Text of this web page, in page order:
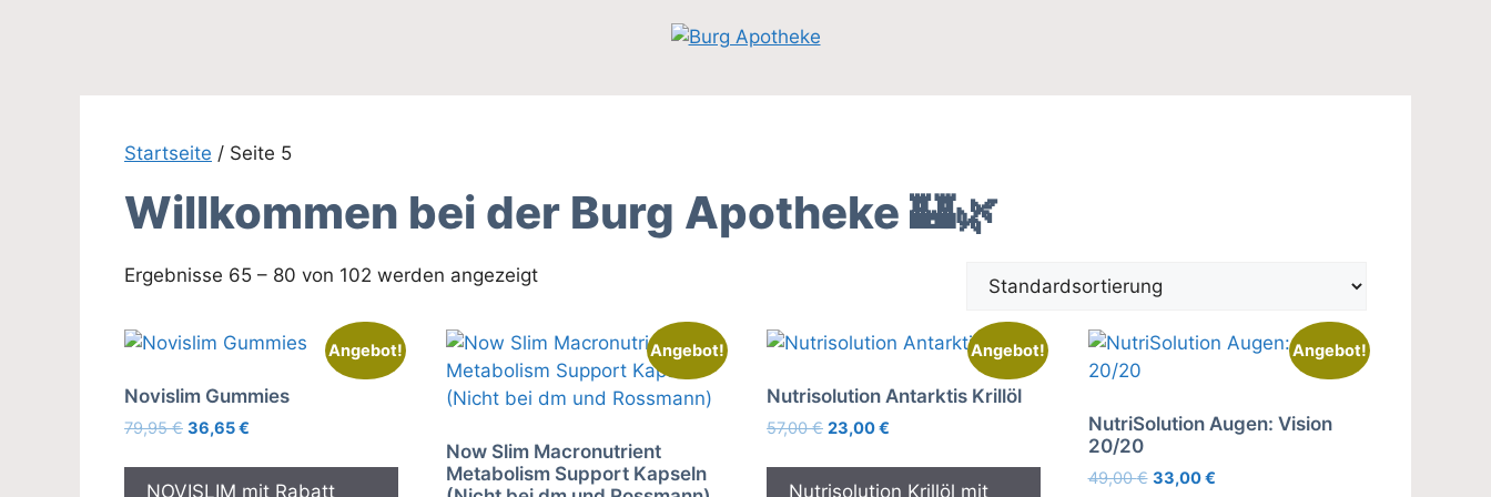
Startseite / Seite 5
Willkommen bei der Burg Apotheke 🏰🌿
Ergebnisse 65 – 80 von 102 werden angezeigt
Angebot!
Novislim Gummies
79,95€ Ursprünglicher
war:
36,65€
ist:
NOVISLIM mit Rabatt
Angebot!
Now Slim Macronutrient
Metabolism Support Kapseln
Angebot!
Nutrisolution Antarktis Krillöl
57,00€ Ursprünglicher
war:
23,00€
ist:
Nutrisolution Krillöl mit
Angebot!
NutriSolution Augen: Vision
20/20
49,00€ Ursprünglicher
33,00€Aktueller